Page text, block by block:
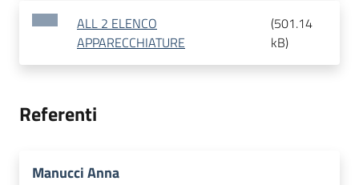
ALL 2 ELENCO
APPARECCHIATURE
(501.14
kB)
Referenti
Manucci Anna